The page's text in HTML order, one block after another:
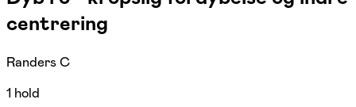
centrering
Randers C
1 hold